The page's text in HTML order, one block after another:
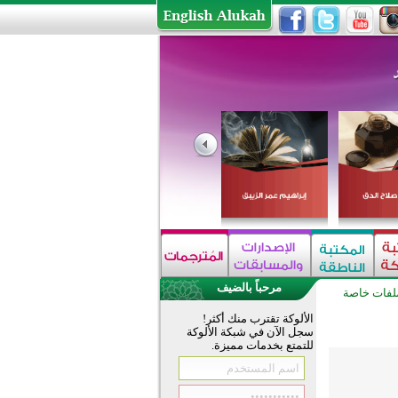
خاصة مرحباً بالضيف
الألوكة تقترب منك أكثر!
سجل الآن في شبكة الألوكة
للتمتع بخدمات مميزة.